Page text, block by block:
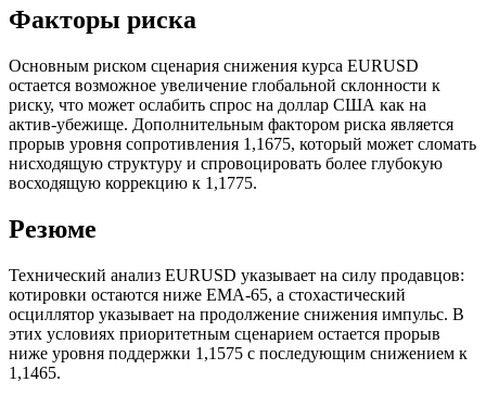
Факторы риска
Основным риском сценария снижения курса EURUSD
остается возможное увеличение глобальной склонности к
риску, что может ослабить спрос на доллар США как на
актив-убежище. Дополнительным фактором риска является
прорыв уровня сопротивления 1,1675, который может сломать
нисходящую структуру и спровоцировать более глубокую
восходящую коррекцию к 1,1775.
Резюме
Технический анализ EURUSD указывает на силу продавцов:
котировки остаются ниже EMA-65, а стохастический
осциллятор указывает на продолжение снижения импульс. В
этих условиях приоритетным сценарием остается прорыв
ниже уровня поддержки 1,1575 с последующим снижением к
1,1465.